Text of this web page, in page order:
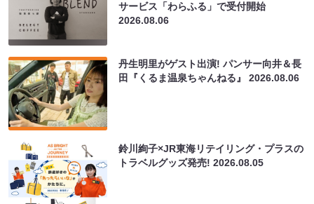
サービス「わらふる」で受付開始
2026.08.06
丹生明里がゲスト出演! パンサー向井＆長
田『くるま温泉ちゃんねる』2026.08.06
鈴川絢子×JR東海リテイリング・プラスの
トラベルグッズ発売!2026.08.05